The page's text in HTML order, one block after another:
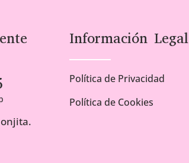
Información Legal
Política de Privacidad
Política de Cookies